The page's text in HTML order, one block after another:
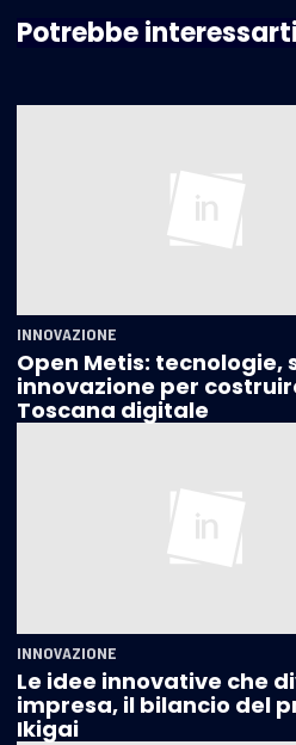
Potrebbe
INNOVAZIONE
Open Metis: tecnologie,
innovazione per
Toscana digitale
INNOVAZIONE
Le idee innovative che
impresa, il bilancio del
Ikigai